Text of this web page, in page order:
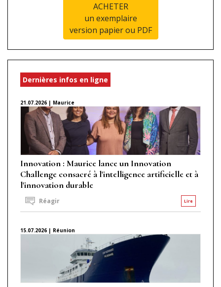
ACHETER
un exemplaire
version papier ou PDF
Dernières infos en ligne
21.07.2026 | Maurice
Innovation : Maurice lance un Innovation
Challenge consacré à l'intelligence artificielle et à
l'innovation durable
Lire
Réagir
15.07.2026 | Réunion